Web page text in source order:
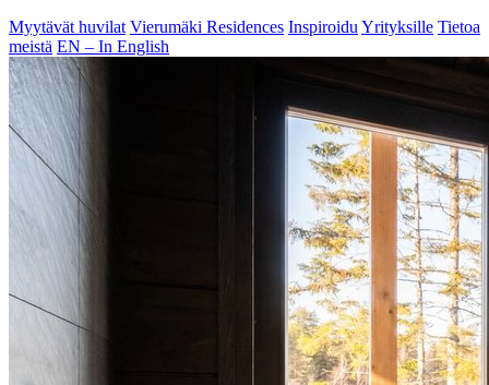
Myytävät huvilat Vierumäki Residences Inspiroidu Yrityksille Tietoa
meistä EN – In English